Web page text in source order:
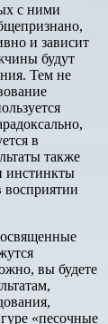
с ними
и зависит
будут
Тем не
в
также
инстинкты
восприятии
вы будете
«песочные